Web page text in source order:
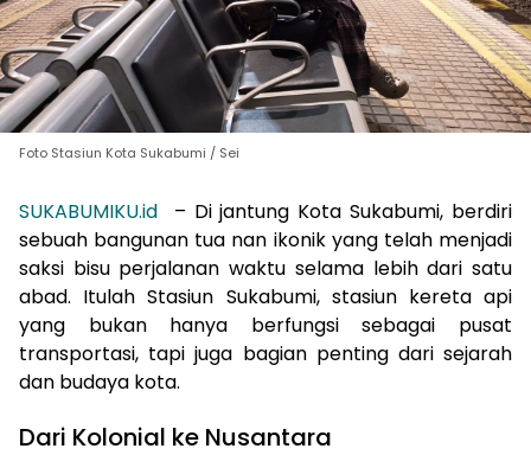
Foto Stasiun Kota Sukabumi / Sei
SUKABUMIKU.id – Di jantung Kota Sukabumi, berdiri
sebuah bangunan tua nan ikonik yang telah menjadi
saksi bisu perjalanan waktu selama lebih dari satu
abad. Itulah Stasiun Sukabumi, stasiun kereta api
yang bukan hanya berfungsi sebagai pusat
transportasi, tapi juga bagian penting dari sejarah
dan budaya kota.
Dari Kolonial ke Nusantara